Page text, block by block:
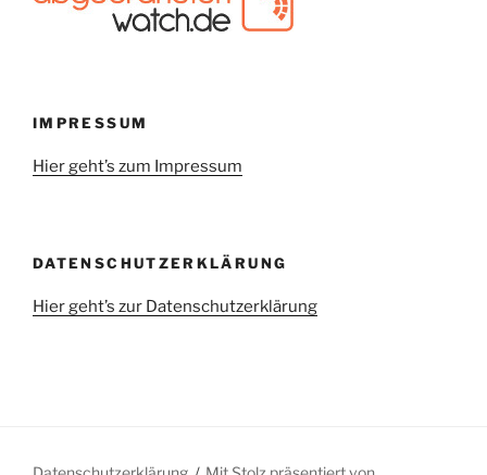
IMPRESSUM
Hier geht’s zum Impressum
DATENSCHUTZERKLÄRUNG
Hier geht’s zur Datenschutzerklärung